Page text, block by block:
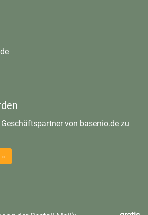
von basenio.de zu